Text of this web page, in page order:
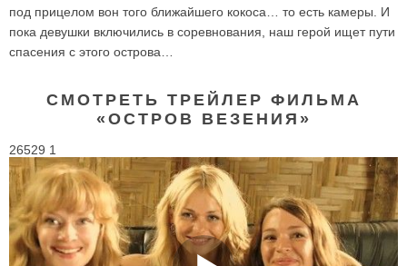
под прицелом вон того ближайшего кокоса… то есть камеры. И
пока девушки включились в соревнования, наш герой ищет пути
спасения с этого острова…
СМОТРЕТЬ ТРЕЙЛЕР ФИЛЬМА
«ОСТРОВ ВЕЗЕНИЯ»
26529 1